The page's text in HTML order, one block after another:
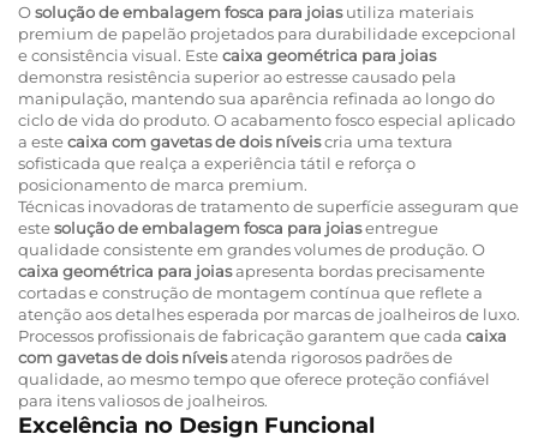
Osolução de embalagem fosca para joiasutiliza materiais
premium de papelão projetados para durabilidade excepcional
e consistência visual. Estecaixa geométrica para joias
demonstra resistência superior ao estresse causado pela
manipulação, mantendo sua aparência refinada ao longo do
ciclo de vida do produto. O acabamento fosco especial aplicado
a estecaixa com gavetas de dois níveiscria uma textura
sofisticada que realça a experiência tátil e reforça o
posicionamento de marca premium.
Técnicas inovadoras de tratamento de superfície asseguram que
estesolução de embalagem fosca para joiasentregue
qualidade consistente em grandes volumes de produção. O
caixa geométrica para joiasapresenta bordas precisamente
cortadas e construção de montagem contínua que reflete a
atenção aos detalhes esperada por marcas de joalheiros de luxo.
Processos profissionais de fabricação garantem que cada caixa
com gavetas de dois níveisatenda rigorosos padrões de
qualidade, ao mesmo tempo que oferece proteção confiável
para itens valiosos de joalheiros.
Excelência no Design Funcional